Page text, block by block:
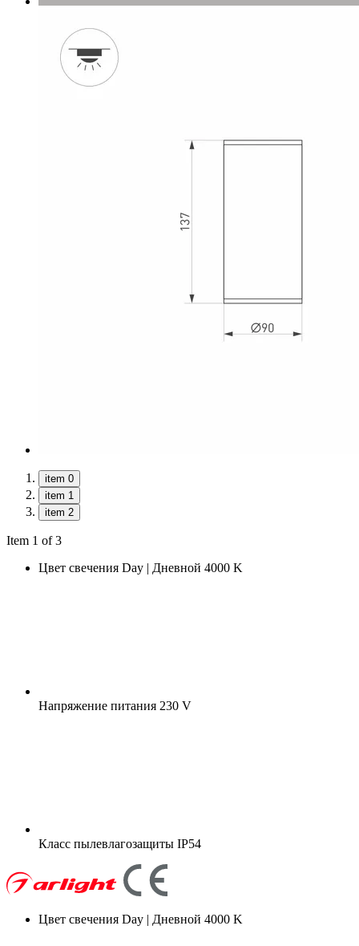
item 0
item 1
item 2
Item 1 of 3
Цвет свечения Day | Дневной 4000 K
Напряжение питания 230 V
Класс пылевлагозащиты IP54
Цвет свечения Day | Дневной 4000 K